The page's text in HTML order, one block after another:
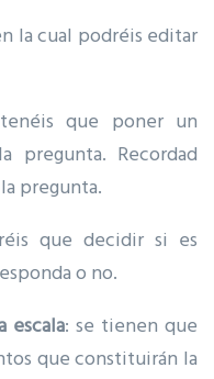
la cual podréis editar
que poner un
pregunta. Recordad
pregunta.
que decidir si es
o no.
escala: se tienen que
que constituirán la